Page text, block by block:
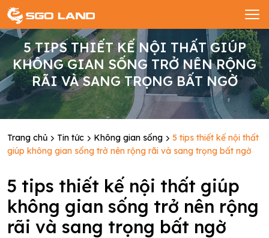
5 TIPS THIẾT KẾ NỘI THẤT GIÚP
KHÔNG GIAN SỐNG TRỞ NÊN RỘNG
RÃI VÀ SANG TRỌNG BẤT NGỜ
Trang chủ Tin tức Không gian sống
5 tips thiết kế nội thất
giúp không gian sống trở nên rộng rãi và sang trọng bất ngờ
5 tips thiết kế nội thất giúp
không gian sống trở nên rộng
rãi và sang trọng bất ngờ